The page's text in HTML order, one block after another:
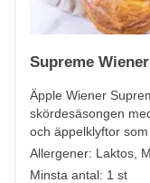
Supreme
Äpple Wiener
skördesäsongen
och äppelklyftor
Allergener: Laktos,
Minsta antal: 1 st